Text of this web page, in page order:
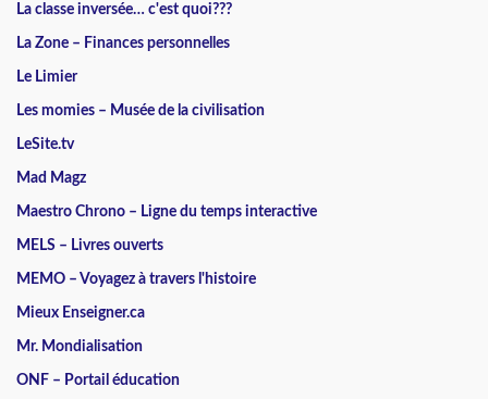
La classe inversée… c'est quoi???
La Zone – Finances personnelles
Le Limier
Les momies – Musée de la civilisation
LeSite.tv
Mad Magz
Maestro Chrono – Ligne du temps interactive
MELS – Livres ouverts
MEMO – Voyagez à travers l'histoire
Mieux Enseigner.ca
Mr. Mondialisation
ONF – Portail éducation